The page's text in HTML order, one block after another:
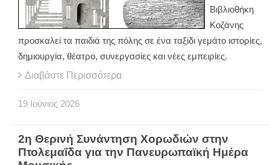
Βιβλιοθήκη
Κοζάνης
προσκαλεί τα παιδιά της πόλης σε ένα ταξίδι γεμάτο ιστορίες,
δημιουργία, θέατρο, συνεργασίες και νέες εμπειρίες.
Διαβάστε Περισσότερα
19 Ιούνιος 2026
2η Θερινή Συνάντηση Χορωδιών στην
Πτολεμαΐδα για την Πανευρωπαϊκή Ημέρα